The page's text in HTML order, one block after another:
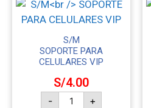
S/M
SOPORTE PARA
CELULARES VIP
S/4.00
- +